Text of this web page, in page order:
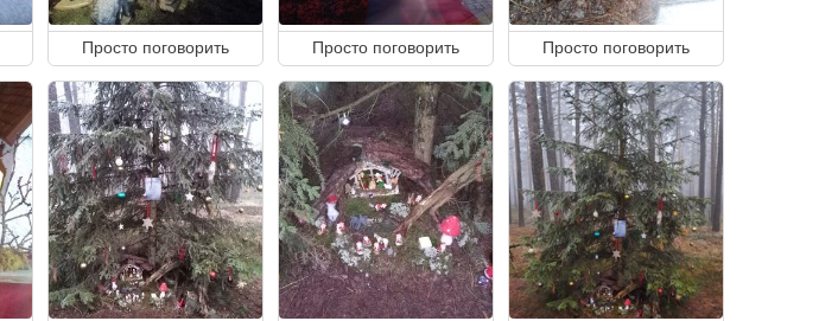
Просто поговорить Просто поговорить Просто поговорить